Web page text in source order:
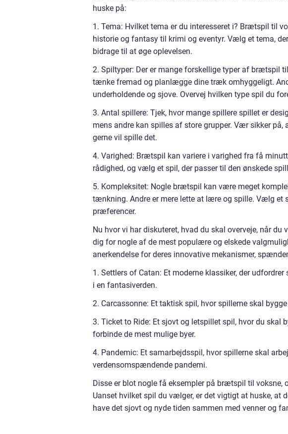
huske på:
1. Tema: Hvilket tema er du interesseret i? Brætspil til
historie og fantasy til krimi og eventyr. Vælg et tema,
bidrage til at øge oplevelsen.
2. Spiltyper: Der er mange forskellige typer af brætspil
tænke fremad og planlægge dine træk omhyggeligt.
underholdende og sjove. Overvej hvilken type spil du
3. Antal spillere: Tjek, hvor mange spillere spillet er
mens andre kan spilles af store grupper. Vær sikker på,
gerne vil spille det.
4. Varighed: Brætspil kan variere i varighed fra få
rådighed, og vælg et spil, der passer til den ønskede
5. Kompleksitet: Nogle brætspil kan være meget
tænkning. Andre er mere lette at lære og spille. Vælg et
præferencer.
Nu hvor vi har diskuteret, hvad du skal overveje, når
dig for nogle af de mest populære og elskede
anerkendelse for deres innovative mekanismer,
1. Settlers of Catan: Et moderne klassiker, der
i en fantasiverden.
2. Carcassonne: Et taktisk spil, hvor spillerne skal
3. Ticket to Ride: Et sjovt og letspillet spil, hvor du skal
forbinde de mest mulige byer.
4. Pandemic: Et samarbejdsspil, hvor spillerne skal
verdensomspændende pandemi.
Disse er blot nogle få eksempler på brætspil til voksne,
Uanset hvilket spil du vælger, er det vigtigt at huske,
have det sjovt og nyde tiden sammen med venner og